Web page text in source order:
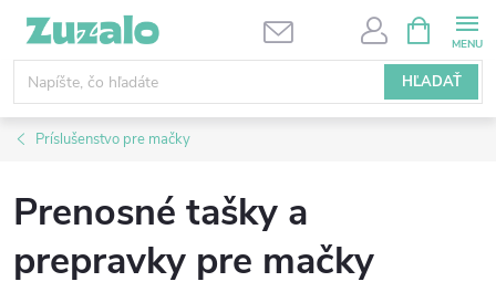
Prejsť
obsah
HĽADAŤ
KOŠÍK
Príslušenstvo pre mačky
Prenosné tašky a
prepravky pre mačky